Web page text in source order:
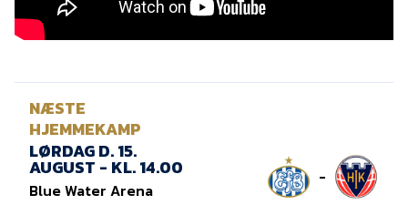
NÆSTE
HJEMMEKAMP
LØRDAG D. 15.
AUGUST - KL. 14.00
Blue Water Arena
-